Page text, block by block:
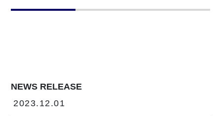
NEWS RELEASE
2023.12.01